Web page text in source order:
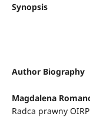
Synopsis
Author Biography
Magdalena
Radca prawny